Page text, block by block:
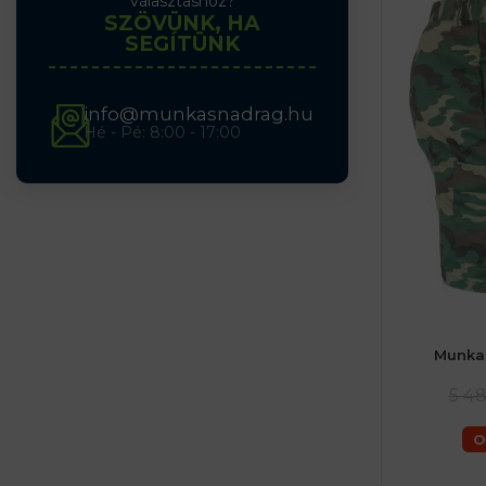
SZÖVÜNK, HA
SEGÍTÜNK
info@munkasnadrag.hu
Hé - Pé: 8:00 - 17:00
46 (S)